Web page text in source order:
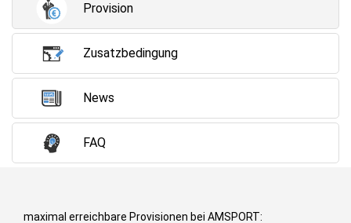
Provision
Zusatzbedingung
News
FAQ
maximal erreichbare Provisionen bei AMSPORT: